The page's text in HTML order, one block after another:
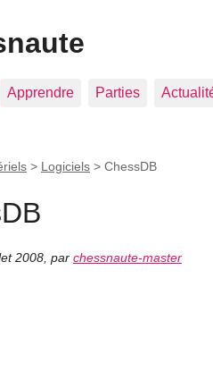
Apprendre Parties
> Logiciels > ChessDB
2008 par chessnaute-master